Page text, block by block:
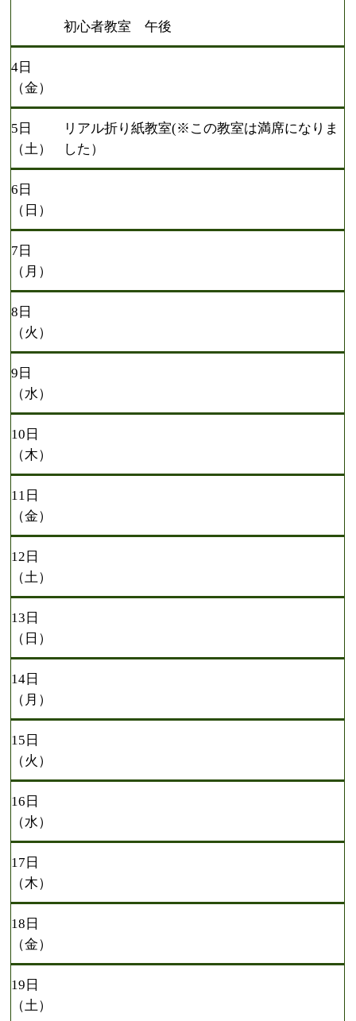
初心者教室 午後
4日
（金）
5日
（土）
リアル折り紙教室(※この教室は満席になりま
した）
6日
（日）
7日
（月）
8日
（火）
9日
（水）
10日
（木）
11日
（金）
12日
（土）
13日
（日）
14日
（月）
15日
（火）
16日
（水）
17日
（木）
18日
（金）
19日
（土）